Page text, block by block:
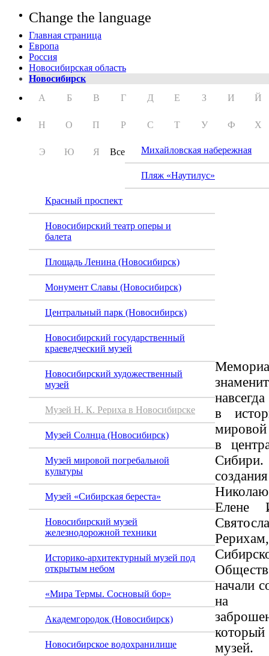
Change the language
Главная страница
Европа
Россия
Новосибирская область
Новосибирск
А
Б В Г Д Е З И Й
Н О П Р С Т У Ф Х
Э Ю Я Все Михайловская набережная
Пляж «Наутилус»
Красный проспект
Новосибирский театр оперы и
балета
Площадь Ленина (Новосибирск)
Монумент Славы (Новосибирск)
Центральный парк (Новосибирск)
Новосибирский государственный
краеведческий музей
Новосибирский художественный
музей
Музей Н. К. Рериха в Новосибирске
Музей Солнца (Новосибирск)
Музей мировой погребальной
культуры
Музей «Сибирская береста»
Новосибирский музей
железнодорожной техники
Историко-архитектурный музей под
открытым небом
«Мира Термы. Сосновый бор»
Академгородок (Новосибирск)
Новосибирское водохранилище
в
мировой
в
Елене
начали
на
музей.